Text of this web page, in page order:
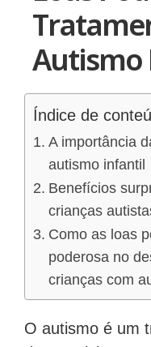
Índice de
A importância
autismo infantil
Benefícios
crianças
Como as loas
poderosa no
crianças com
O autismo é um